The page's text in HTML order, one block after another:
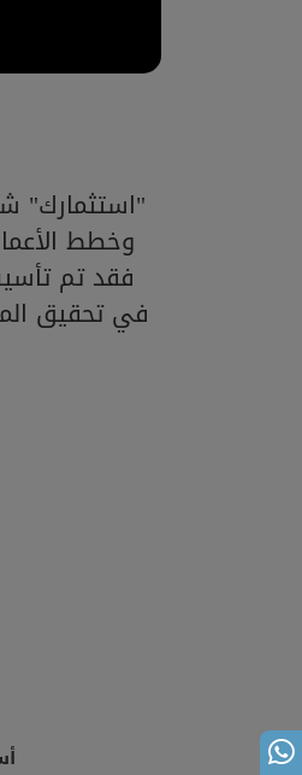
"استثمارك"
وخطط
فقد تم
في تحقيق